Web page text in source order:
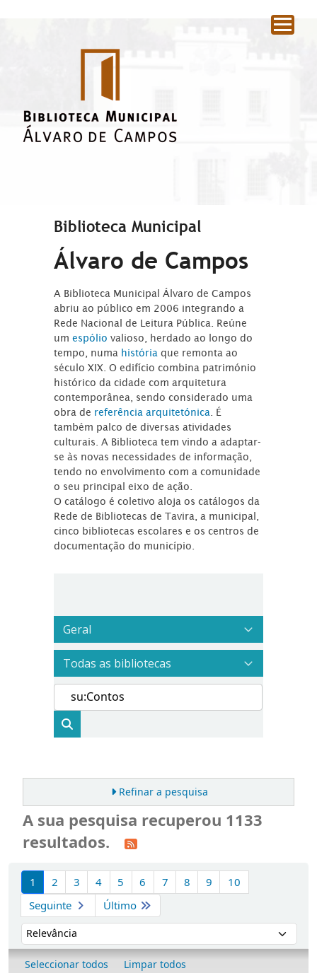
Biblioteca Municipal
Álvaro de Campos
A Biblioteca Municipal Álvaro de Campos
abriu ao público em 2006 integrando a
Rede Nacional de Leitura Pública. Reúne
umespóliovalioso, herdado ao longo do
tempo, numa história que remonta ao
século XIX. O edifício combina património
histórico da cidade com arquitetura
contemporânea, sendo considerado uma
obra de referência arquitetónica . É
também palco de diversas atividades
culturais. A Biblioteca tem vindo a adaptar-
se às novas necessidades de informação,
tendo no envolvimento com a comunidade
o seu principal eixo de ação.
O catálogo é coletivo aloja os catálogos da
Rede de Bibliotecas de Tavira, a municipal,
cinco bibliotecas escolares e os centros de
documentação do município.
Refinar a pesquisa
A sua pesquisa recuperou 1133
resultados.
Ordenar
1 2 3 4 5 6 7 8 9
10
Seguinte
Último
Ordenar por:
Seleccionar todos
Limpar todos